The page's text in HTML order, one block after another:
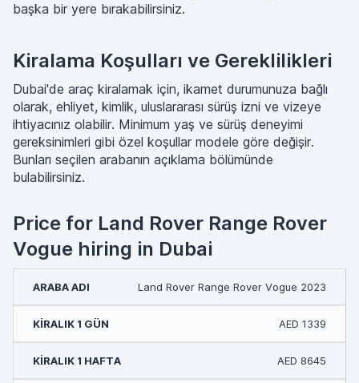
başka bir yere bırakabilirsiniz.
Kiralama Koşulları ve Gereklilikleri
Dubai'de araç kiralamak için, ikamet durumunuza bağlı
olarak, ehliyet, kimlik, uluslararası sürüş izni ve vizeye
ihtiyacınız olabilir. Minimum yaş ve sürüş deneyimi
gereksinimleri gibi özel koşullar modele göre değişir.
Bunları seçilen arabanın açıklama bölümünde
bulabilirsiniz.
Price for Land Rover Range Rover
Vogue hiring in Dubai
Land Rover Range Rover Vogue 2023
AED 1339
AED 8645